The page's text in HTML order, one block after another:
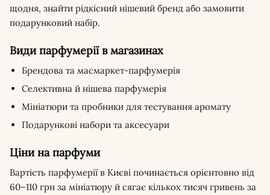
щодня, знайти рідкісний нішевий бренд або замовити
подарунковий набір.
Види парфумерії в магазинах
Брендова та масмаркет-парфумерія
Селективна й нішева парфумерія
Мініатюри та пробники для тестування аромату
Подарункові набори та аксесуари
Ціни на парфуми
Вартість парфумерії в Києві починається орієнтовно від
60–110 грн за мініатюру й сягає кількох тисяч гривень за